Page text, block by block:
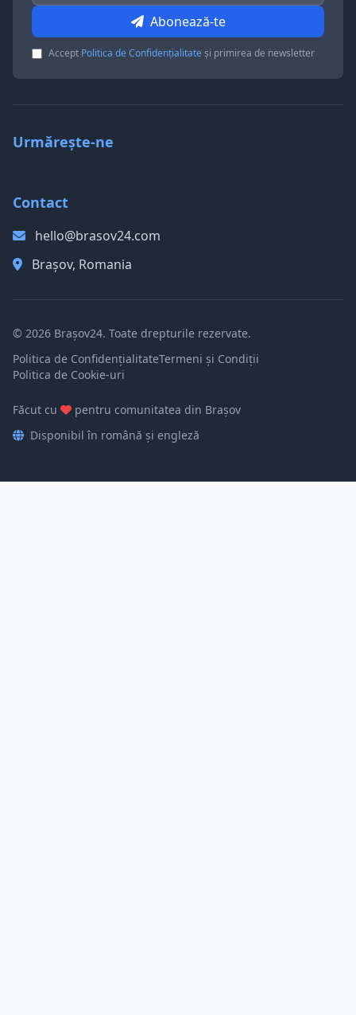
Abonează-te
Accept Politica de Confidențialitateși primirea de newsletter
Urmărește-ne
Contact
hello@brasov24.com
Brașov, Romania
© 2026 Brașov24. Toate drepturile rezervate.
Politica de ConfidențialitateTermeni și Condiții
Politica de Cookie-uri
Făcut cu
pentru comunitatea din Brașov
Disponibil în română și engleză